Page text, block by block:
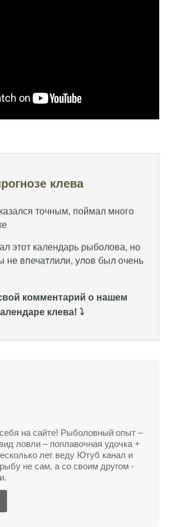
клева
это всегда лотерея
клева! Сегодня поймал
точным, поймал много
этот календарь рыболова, но
не впечатлили, улов был очень
информацию! Рыбалка прошла
карпа и налима
раз пользуюсь этим прогнозом,
найти активных хищников
прогнозу клева удалось
работает
ни одной рыбы не поймал
одну рыбу, несмотря на
прогноз клева позволил мне
крупную щуку.
на рыбалку на следующую
хорошие результаты.
лунному календарю и прогнозу
комментарий о нашем
клева! ⤵️
на сайте! Рыболовный опыт –
ловли – поплавочная удочка +
лет веду Ютуб канал и
не сам, а со своим другом -